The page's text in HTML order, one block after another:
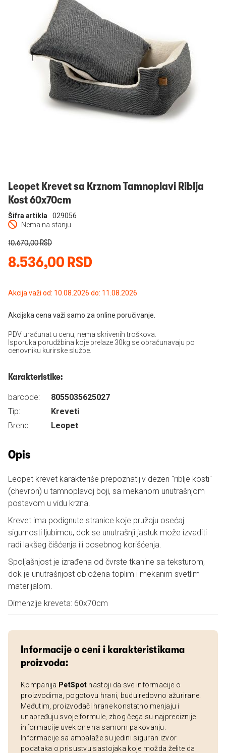
Leopet Krevet sa Krznom Tamnoplavi Riblja
Kost 60x70cm
Nema na stanju
Šifra artikla 029056
8.536,00 RSD
10.670,00 RSD
Akcija važi od: 10.08.2026 do: 11.08.2026
Akcijska cena važi samo za online poručivanje.
PDV uračunat u cenu, nema skrivenih troškova.
Isporuka porudžbina koje prelaze 30kg se obračunavaju po
cenovniku kurirske službe.
Karakteristike:
barcode:
8055035625027
Tip:
Kreveti
Brend:
Leopet
Opis
Leopet krevet karakteriše prepoznatljiv dezen "riblje kosti"
(chevron) u tamnoplavoj boji, sa mekanom unutrašnjom
postavom u vidu krzna.
Krevet ima podignute stranice koje pružaju osećaj
sigurnosti ljubimcu, dok se unutrašnji jastuk može izvaditi
radi lakšeg čišćenja ili posebnog korišćenja.
Spoljašnjost je izrađena od čvrste tkanine sa teksturom,
dok je unutrašnjost obložena toplim i mekanim svetlim
materijalom.
Dimenzije kreveta: 60x70cm
Informacije o ceni i karakteristikama
proizvoda:
Kompanija PetSpot nastoji da sve informacije o
proizvodima, pogotovu hrani, budu redovno ažurirane.
Međutim, proizvođači hrane konstatno menjaju i
unapređuju svoje formule, zbog čega su najpreciznije
informacije uvek one na samom pakovanju.
Informacije sa ambalaže su jedini siguran izvor
podataka o prisustvu sastojaka koje možda želite da